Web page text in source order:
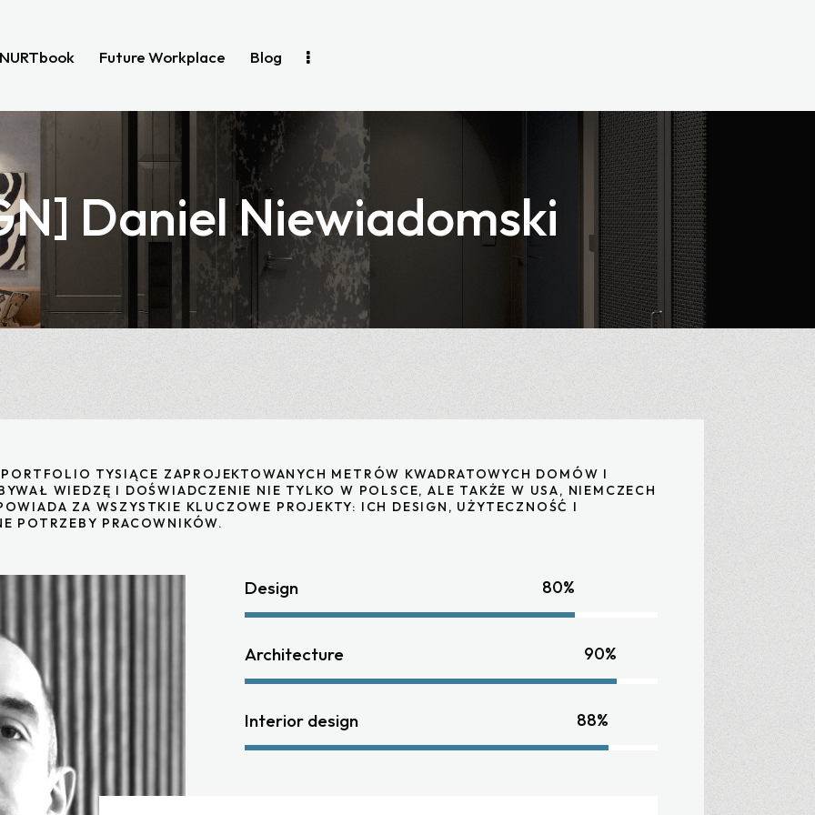
Future Workplace Blog
Daniel Niewiadomski
TYSIĄCE ZAPROJEKTOWANYCH METRÓW KWADRATOWYCH DOMÓW I
WIEDZĘ I DOŚWIADCZENIE NIE TYLKO W POLSCE, ALE TAKŻE W USA, NIEMCZECH
ZA WSZYSTKIE KLUCZOWE PROJEKTY: ICH DESIGN, UŻYTECZNOŚĆ I
POTRZEBY PRACOWNIKÓW.
Design 80%
Architecture 90%
Interior design 88%